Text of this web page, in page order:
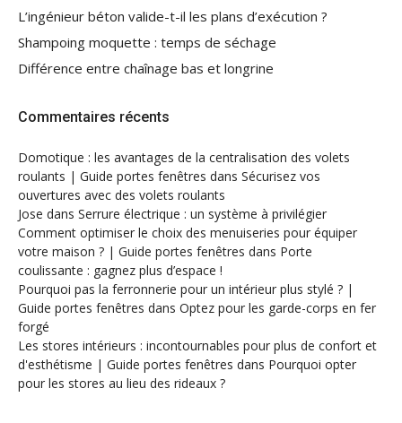
L’ingénieur béton valide-t-il les plans d’exécution ?
Shampoing moquette : temps de séchage
Différence entre chaînage bas et longrine
Commentaires récents
Domotique : les avantages de la centralisation des volets
roulants | Guide portes fenêtres dans Sécurisez vos
ouvertures avec des volets roulants
Jose dans Serrure électrique : un système à privilégier
Comment optimiser le choix des menuiseries pour équiper
votre maison ? | Guide portes fenêtres dans Porte
coulissante : gagnez plus d’espace !
Pourquoi pas la ferronnerie pour un intérieur plus stylé ? |
Guide portes fenêtres dans Optez pour les garde-corps en fer
forgé
Les stores intérieurs : incontournables pour plus de confort et
d'esthétisme | Guide portes fenêtres dans Pourquoi opter
pour les stores au lieu des rideaux ?